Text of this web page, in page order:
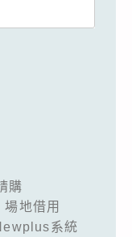
購
場地借用
系統